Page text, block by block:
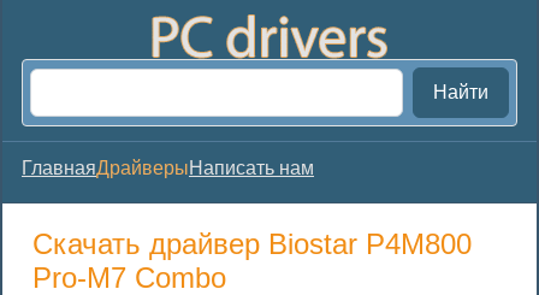
Найти
ГлавнаяДрайверыНаписать нам
Скачать драйвер Biostar P4M800
Pro-M7 Combo